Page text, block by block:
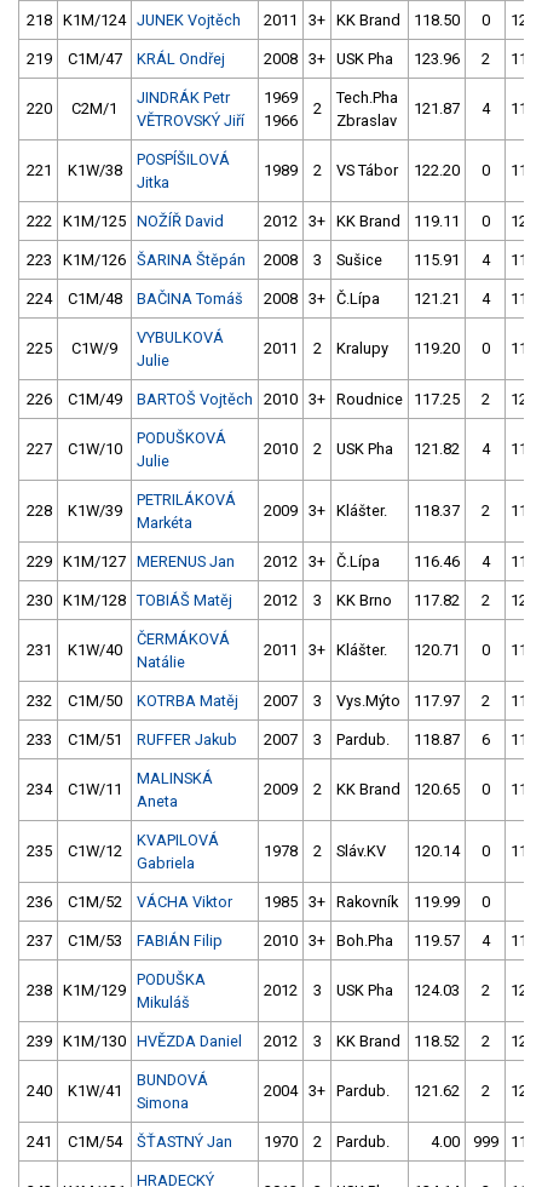
218 K1M/124 JUNEK Vojtěch 2011 3+ KK Brand 118.50 0
219 C1M/47 KRÁL Ondřej 2008 3+ USK Pha 123.96 2
220 C2M/1
JINDRÁK Petr
VĚTROVSKÝ Jiří
1969
1966
2
Tech.Pha
Zbraslav
121.87 4
221 K1W/38
POSPÍŠILOVÁ
Jitka
1989 2 VS Tábor 122.20 0
222 K1M/125 NOŽÍŘ David 2012 3+ KK Brand 119.11 0
223 K1M/126 ŠARINA Štěpán 2008 3 Sušice 115.91 4
224 C1M/48 BAČINA Tomáš 2008 3+ Č.Lípa 121.21 4
225 C1W/9
VYBULKOVÁ
Julie
2011 2 Kralupy 119.20 0
226 C1M/49 BARTOŠ Vojtěch 2010 3+ Roudnice 117.25 2
227 C1W/10
PODUŠKOVÁ
Julie
2010 2 USK Pha 121.82 4
228 K1W/39
PETRILÁKOVÁ
Markéta
2009 3+ Klášter. 118.37 2
229 K1M/127 MERENUS Jan 2012 3+ Č.Lípa 116.46 4
230 K1M/128 TOBIÁŠ Matěj 2012 3 KK Brno 117.82 2
231 K1W/40
ČERMÁKOVÁ
Natálie
2011 3+ Klášter. 120.71 0
232 C1M/50 KOTRBA Matěj 2007 3 Vys.Mýto 117.97 2
233 C1M/51 RUFFER Jakub 2007 3 Pardub. 118.87 6
234 C1W/11
MALINSKÁ
Aneta
2009 2 KK Brand 120.65 0
235 C1W/12
KVAPILOVÁ
Gabriela
1978 2 Sláv.KV 120.14 0
236 C1M/52 VÁCHA Viktor 1985 3+ Rakovník 119.99 0
237 C1M/53 FABIÁN Filip 2010 3+ Boh.Pha 119.57 4
238 K1M/129
PODUŠKA
Mikuláš
2012 3 USK Pha 124.03 2
239 K1M/130 HVĚZDA Daniel 2012 3 KK Brand 118.52 2
240 K1W/41
BUNDOVÁ
Simona
2004 3+ Pardub. 121.62 2
241 C1M/54 ŠŤASTNÝ Jan 1970 2 Pardub. 4.00 999
HRADECKÝ